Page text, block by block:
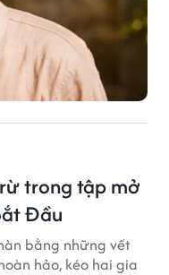
trong tập mở
Đầu
bằng những vết
hảo, kéo hai gia